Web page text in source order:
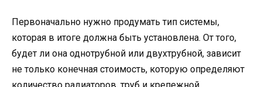
Первоначально нужно продумать тип системы,
которая в итоге должна быть установлена. От того,
будет ли она однотрубной или двухтрубной, зависит
не только конечная стоимость, которую определяют